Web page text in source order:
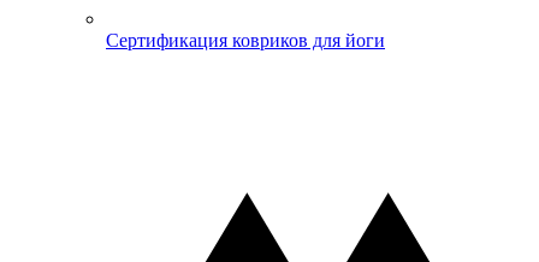
Сертификация ковриков для йоги